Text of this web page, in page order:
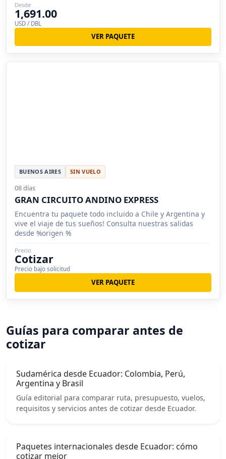
Desde
1,691.00
USD / DBL
VER PAQUETE
BUENOS AIRES SIN VUELO
08 días
GRAN CIRCUITO ANDINO EXPRESS
Encuentra tu paquete todo incluido a Chile y Argentina y
vive el viaje de tus sueños! Consulta nuestras salidas
desde %origen %
Precio
Cotizar
Precio bajo solicitud
VER PAQUETE
Guías para comparar antes de
cotizar
Sudamérica desde Ecuador: Colombia, Perú,
Argentina y Brasil
Guía editorial para comparar ruta, presupuesto, vuelos,
requisitos y servicios antes de cotizar desde Ecuador.
Paquetes internacionales desde Ecuador: cómo
cotizar mejor